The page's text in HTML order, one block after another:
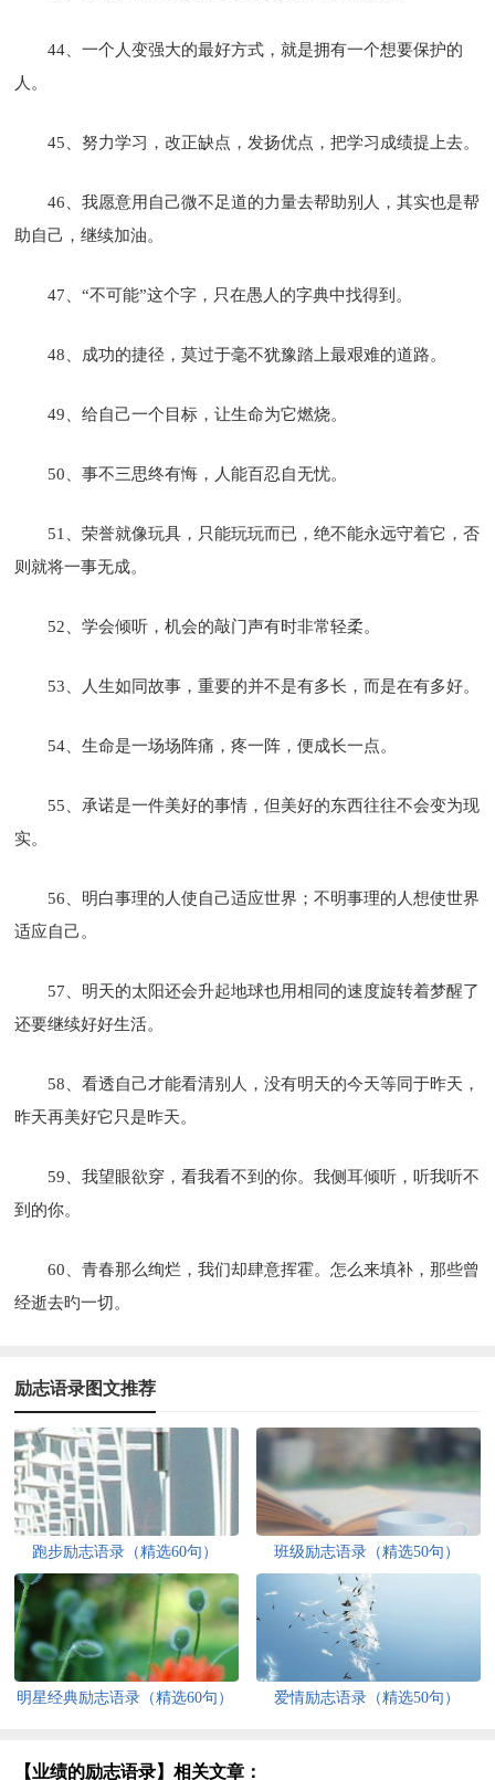
44、一个人变强大的最好方式，就是拥有一个想要保护的
人。
45、努力学习，改正缺点，发扬优点，把学习成绩提上去。
46、我愿意用自己微不足道的力量去帮助别人，其实也是帮
助自己，继续加油。
47、“不可能”这个字，只在愚人的字典中找得到。
48、成功的捷径，莫过于毫不犹豫踏上最艰难的道路。
49、给自己一个目标，让生命为它燃烧。
50、事不三思终有悔，人能百忍自无忧。
51、荣誉就像玩具，只能玩玩而已，绝不能永远守着它，否
则就将一事无成。
52、学会倾听，机会的敲门声有时非常轻柔。
53、人生如同故事，重要的并不是有多长，而是在有多好。
54、生命是一场场阵痛，疼一阵，便成长一点。
55、承诺是一件美好的事情，但美好的东西往往不会变为现
实。
56、明白事理的人使自己适应世界；不明事理的人想使世界
适应自己。
57、明天的太阳还会升起地球也用相同的速度旋转着梦醒了
还要继续好好生活。
58、看透自己才能看清别人，没有明天的今天等同于昨天，
昨天再美好它只是昨天。
59、我望眼欲穿，看我看不到的你。我侧耳倾听，听我听不
到的你。
60、青春那么绚烂，我们却肆意挥霍。怎么来填补，那些曾
经逝去旳一切。
励志语录图文推荐
跑步励志语录（精选60句） 班级励志语录（精选50句）
明星经典励志语录（精选60句） 爱情励志语录（精选50句）
【业绩的励志语录】相关文章：